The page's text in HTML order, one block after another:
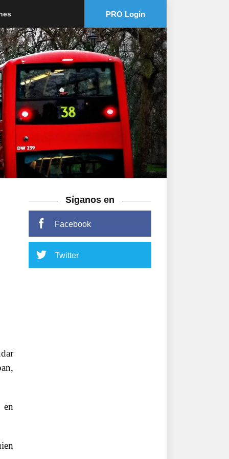
PRO Login
en
Síganos en
Facebook
Twitter